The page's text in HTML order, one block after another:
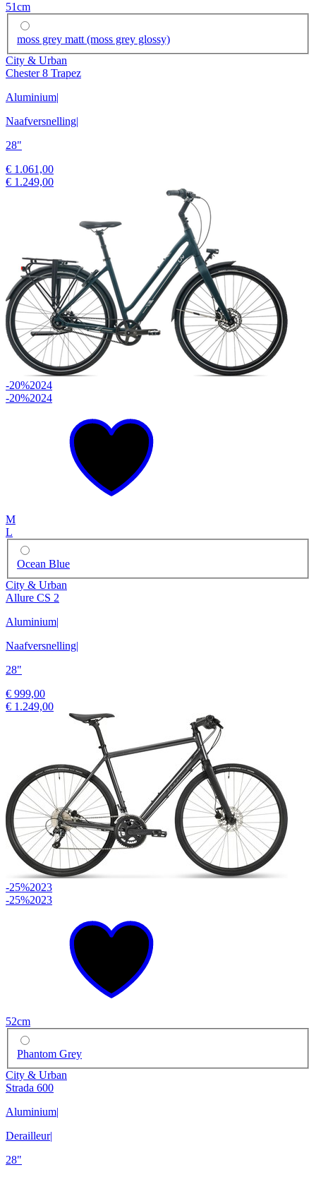
51cm
moss grey matt (moss grey glossy)
City & Urban
Chester 8 Trapez
Aluminium|
Naafversnelling|
28"
€ 1.061,00
€ 1.249,00
-20%2024
-20%2024
M
L
Ocean Blue
City & Urban
Allure CS 2
Aluminium|
Naafversnelling|
28"
€ 999,00
€ 1.249,00
-25%2023
-25%2023
52cm
Phantom Grey
City & Urban
Strada 600
Aluminium|
Derailleur|
28"